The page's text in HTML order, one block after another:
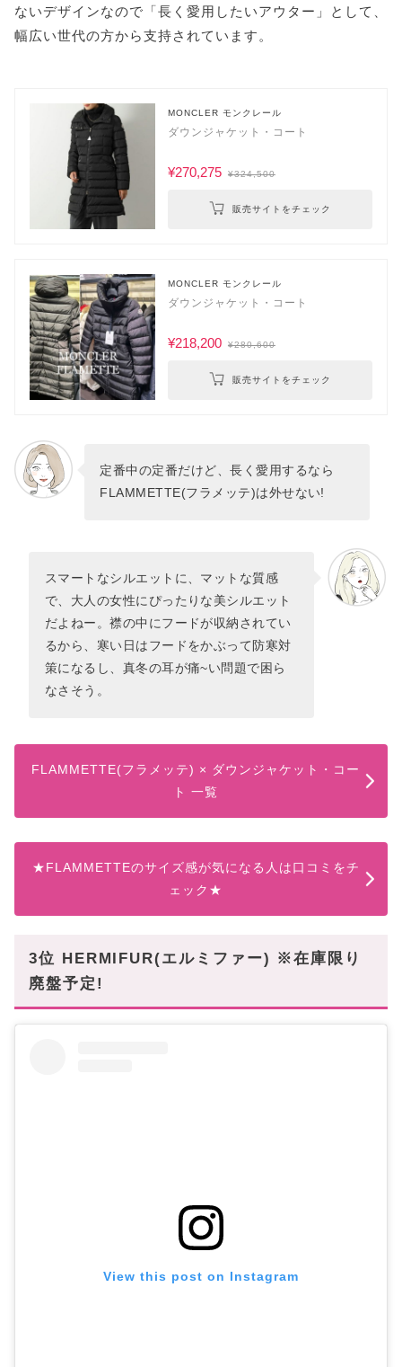
ないデザインなので「長く愛用したいアウター」として、
幅広い世代の方から支持されています。
MONCLER モンクレール
ダウンジャケット・コート
¥270,275 ¥324,500
販売サイトをチェック
MONCLER モンクレール
ダウンジャケット・コート
¥218,200 ¥280,600
販売サイトをチェック
定番中の定番だけど、長く愛用するなら
FLAMMETTE(フラメッテ)は外せない!
スマートなシルエットに、マットな質感
で、大人の女性にぴったりな美シルエット
だよねー。襟の中にフードが収納されてい
るから、寒い日はフードをかぶって防寒対
策になるし、真冬の耳が痛~い問題で困ら
なさそう。
FLAMMETTE(フラメッテ) × ダウンジャケット・コー
ト 一覧
★FLAMMETTEのサイズ感が気になる人は口コミをチ
ェック★
3位 HERMIFUR(エルミファー) ※在庫限り
廃盤予定!
View this post on Instagram